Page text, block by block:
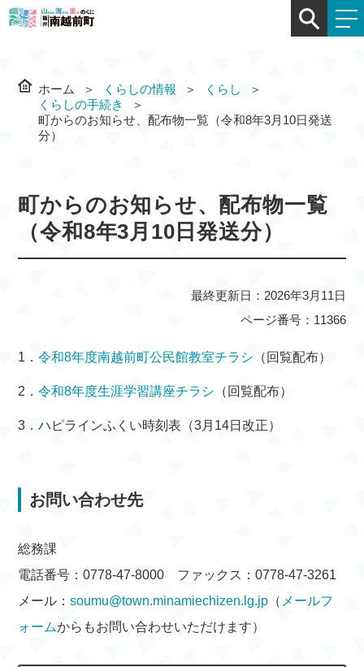
ホーム くらしの情報
くらし
くらしの手続き
町からのお知らせ、配布物一覧（令和8年3月10日発送
分）
町からのお知らせ、配布物一覧
（令和8年3月10日発送分）
最終更新日：2026年3月11日
ページ番号：11366
1．令和8年度南越前町公民館教室チラシ （回覧配布）
2．令和8年度生涯学習講座チラシ （回覧配布）
3．ハピラインふくい時刻表（3月14日改正）
お問い合わせ先
総務課
電話番号：0778-47-8000 ファックス：0778-47-3261
メール：soumu@town.minamiechizen.lg.jp （ メールフ
ォームからもお問い合わせいただけます）